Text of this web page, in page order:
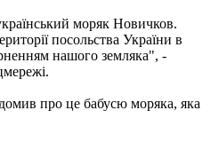
моряк Новичков.
посольства України в
нашого земляка", -
про це бабусю моряка, яка